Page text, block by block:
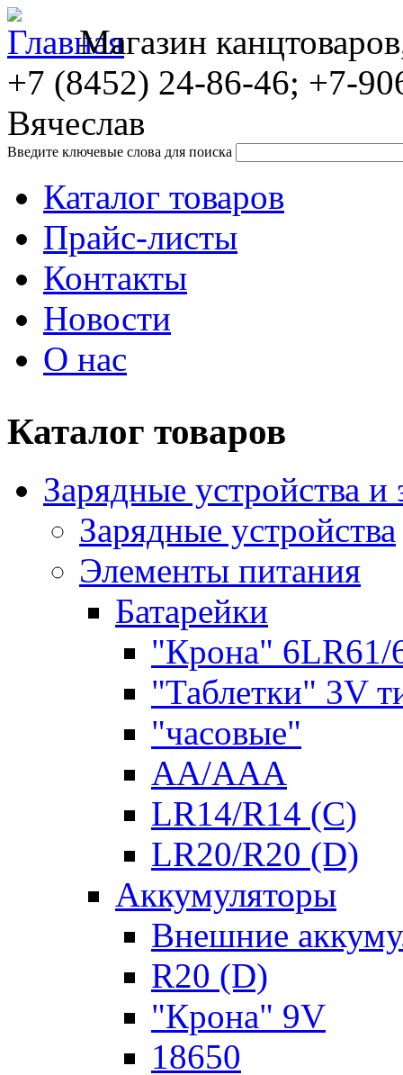
Магазин
+7 (8452) 24-86-46; +7-
Вячеслав
Введите ключевые слова для поиска
Каталог товаров
Прайс-листы
Контакты
Новости
О нас
Каталог товаров
Зарядные устройства
Зарядные устройства
Элементы питания
Батарейки
"Крона" 6LR61/
"Таблетки" 3V
"часовые"
AA/AAA
LR14/R14 (C)
LR20/R20 (D)
Аккумуляторы
Внешние
R20 (D)
"Крона" 9V
18650